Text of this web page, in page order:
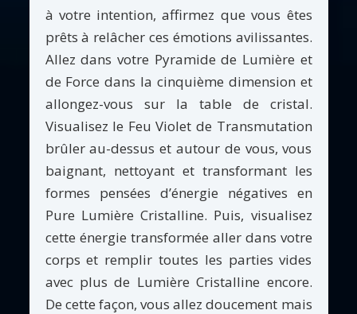
à votre intention, affirmez que vous êtes
prêts à relâcher ces émotions avilissantes.
Allez dans votre Pyramide de Lumière et
de Force dans la cinquième dimension et
allongez-vous sur la table de cristal.
Visualisez le Feu Violet de Transmutation
brûler au-dessus et autour de vous, vous
baignant, nettoyant et transformant les
formes pensées d’énergie négatives en
Pure Lumière Cristalline. Puis, visualisez
cette énergie transformée aller dans votre
corps et remplir toutes les parties vides
avec plus de Lumière Cristalline encore.
De cette façon, vous allez doucement mais